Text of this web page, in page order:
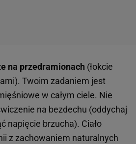
na przedramionach (łokcie
Twoim zadaniem jest
w całym ciele. Nie
na bezdechu (oddychaj
napięcie brzucha). Ciało
z zachowaniem naturalnych